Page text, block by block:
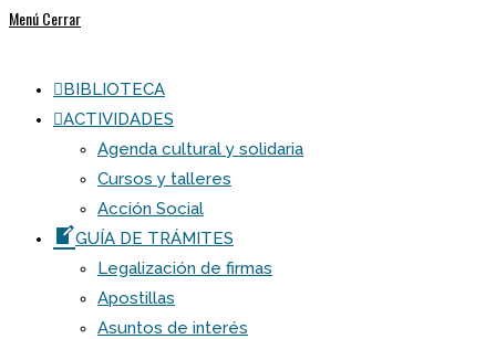
MenúCerrar
BIBLIOTECA
ACTIVIDADES
Agenda cultural y solidaria
Cursos y talleres
Acción Social
GUÍA DE TRÁMITES
Legalización de firmas
Apostillas
Asuntos de interés